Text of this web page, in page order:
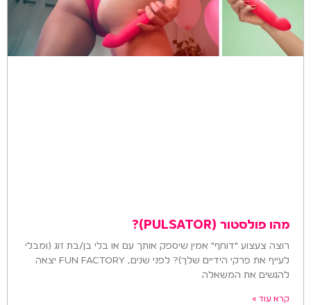
מהו פולסטור (PULSATOR)?
רוצה צעצוע "דוחף" אמין שיספק אותך עם או בלי בן/בת זוג (ומבלי
לעייף את פרקי הידיים שלך)? לפני שנים, FUN FACTORY יצאה
להגשים את המשאלה
קרא עוד »